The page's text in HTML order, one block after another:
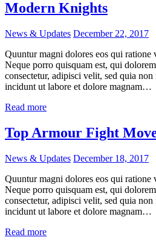
Modern Knights
News & Updates December 22, 2017
Quuntur magni dolores eos qui ratione
Neque porro quisquam est, qui
consectetur, adipisci velit, sed quia
incidunt ut labore et dolore magnam…
Read more
Top Armour Fight
News & Updates December 18, 2017
Quuntur magni dolores eos qui ratione
Neque porro quisquam est, qui
consectetur, adipisci velit, sed quia
incidunt ut labore et dolore magnam…
Read more